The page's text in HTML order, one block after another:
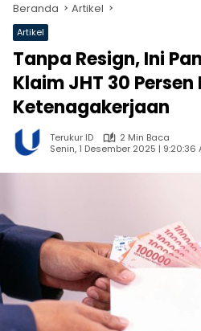
Beranda Artikel
Artikel
Tanpa Resign, Ini
Klaim JHT 30 Persen
Ketenagakerjaan
Terukur ID
2 Min Baca
Senin, 1 Desember 2025 | 9:20:36